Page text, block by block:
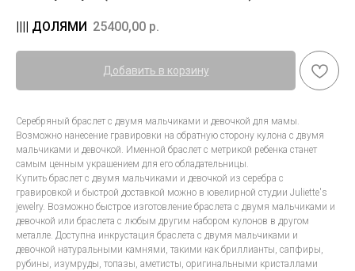
25400,00 р.
Добавить в корзину
Серебряный браслет с двумя мальчиками и девочкой для мамы.
Возможно нанесение гравировки на обратную сторону кулона с двумя
мальчиками и девочкой. Именной браслет с метрикой ребенка станет
самым ценным украшением для его обладательницы.
Купить браслет с двумя мальчиками и девочкой из серебра с
гравировкой и быстрой доставкой можно в ювелирной студии Juliette's
jewelry. Возможно быстрое изготовление браслета с двумя мальчиками и
девочкой или браслета с любым другим набором кулонов в другом
металле. Доступна инкрустация браслета с двумя мальчиками и
девочкой натуральными камнями, такими как бриллианты, сапфиры,
рубины, изумруды, топазы, аметисты, оригинальными кристаллами